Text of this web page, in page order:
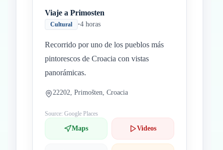
Viaje a Primosten
Cultural •4 horas
Recorrido por uno de los pueblos más
pintorescos de Croacia con vistas
panorámicas.
22202, Primošten, Croacia
Source: Google Places
Maps Videos